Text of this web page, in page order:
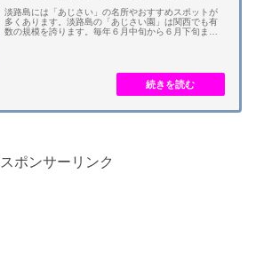
淡路島には「あじさい」の名所やおすすめスポットが
多くあります。淡路島の「あじさい園」は関西でも有
数の規模を誇ります。毎年６月中旬から６月下旬まで
スポンサーリンク